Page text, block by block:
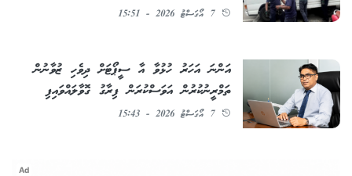
7 އޯގަސްޓު 2026 - 15:51
އަންނަ އަހަރު ހުޅުވާ އާ ސީޕޯޓަށް ދިވެހި ޒުވާނުން
ތަމްރީނުކުރުން އަވަސްކުރަން ފިރާގު ގޮވާލައްވައިފި
7 އޯގަސްޓު 2026 - 15:43
Ad